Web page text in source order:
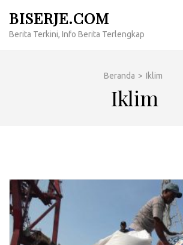
konten
BISERJE.COM
Berita Terkini, Info Berita Terlengkap
Beranda > Iklim
Iklim